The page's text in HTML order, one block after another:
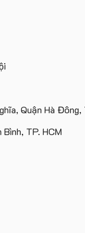
Quận Hà Đông,
TP. HCM